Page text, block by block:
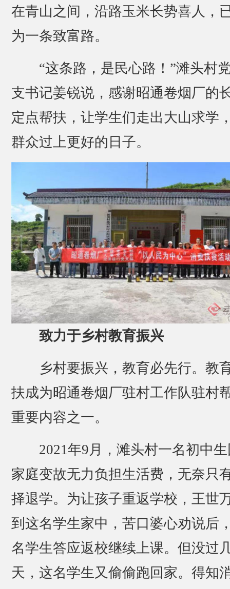
在青山之间，沿路玉米长势喜人，
为一条致富路。
“这条路，是民心路！”滩头村
支书记姜锐说，感谢昭通卷烟厂的
定点帮扶，让学生们走出大山求学
群众过上更好的日子。
致力于乡村教育振兴
乡村要振兴，教育必先行。教
扶成为昭通卷烟厂驻村工作队驻村
重要内容之一。
2021年9月，滩头村一名初中生
家庭变故无力负担生活费，无奈只
择退学。为让孩子重返学校，王世
到这名学生家中，苦口婆心劝说后
名学生答应返校继续上课。但没过
天，这名学生又偷偷跑回家。得知